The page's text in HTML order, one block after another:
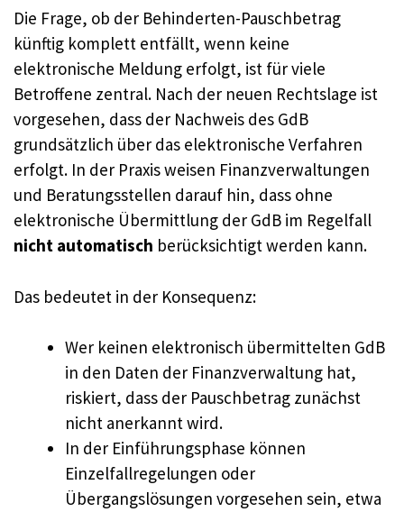
Die Frage, ob der Behinderten-Pauschbetrag
künftig komplett entfällt, wenn keine
elektronische Meldung erfolgt, ist für viele
Betroffene zentral. Nach der neuen Rechtslage ist
vorgesehen, dass der Nachweis des GdB
grundsätzlich über das elektronische Verfahren
erfolgt. In der Praxis weisen Finanzverwaltungen
und Beratungsstellen darauf hin, dass ohne
elektronische Übermittlung der GdB im Regelfall
nicht automatisch berücksichtigt werden kann.
Das bedeutet in der Konsequenz:
Wer keinen elektronisch übermittelten GdB
in den Daten der Finanzverwaltung hat,
riskiert, dass der Pauschbetrag zunächst
nicht anerkannt wird.
In der Einführungsphase können
Einzelfallregelungen oder
Übergangslösungen vorgesehen sein, etwa